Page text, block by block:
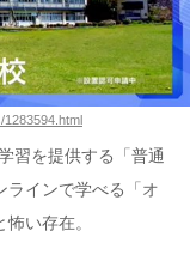
習を提供する「普通
ラインで学べる「オ
い存在。